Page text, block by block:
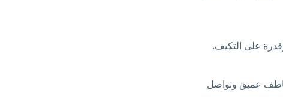
على التكيف.
عميق وتواصل